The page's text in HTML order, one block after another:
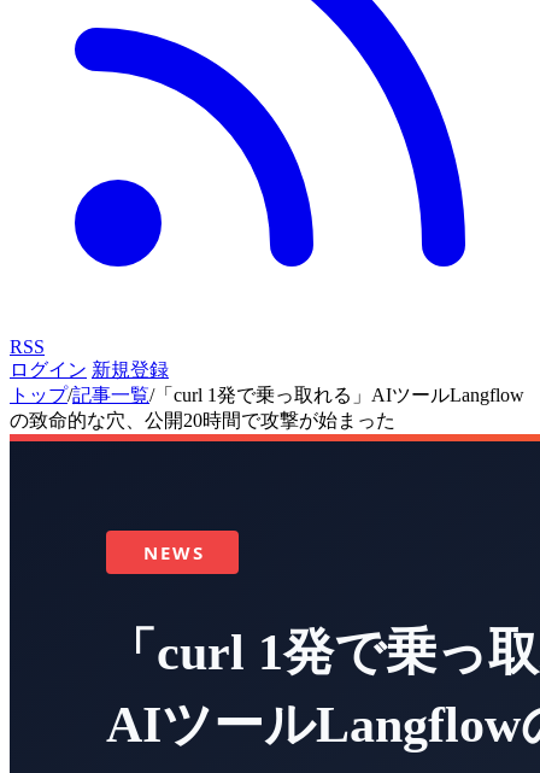
RSS
ログイン 新規登録
トップ/記事一覧/「curl 1発で乗っ取れる」AIツールLangflow
の致命的な穴、公開20時間で攻撃が始まった